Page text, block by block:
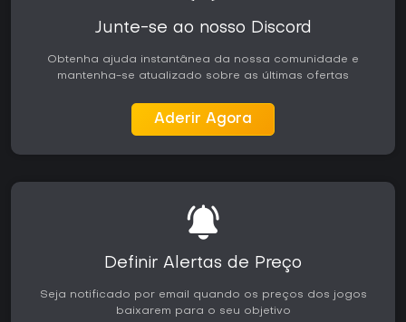
Junte-se ao nosso Discord
Obtenha ajuda instantânea da nossa comunidade e
mantenha-se atualizado sobre as últimas ofertas
Aderir Agora
Definir Alertas de Preço
Seja notificado por email quando os preços dos jogos
baixarem para o seu objetivo